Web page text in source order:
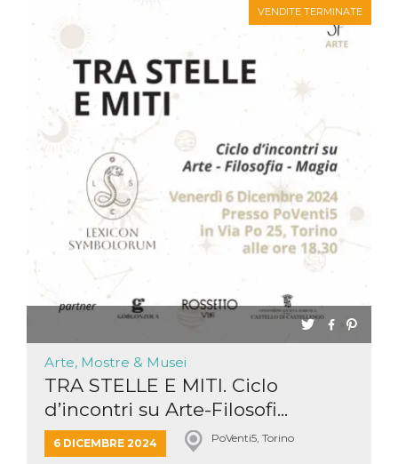
VENDITE TERMINATE
Arte, Mostre & Musei
TRA STELLE E MITI. Ciclo
d’incontri su Arte-Filosofi...
6 DICEMBRE 2024 PoVenti5, Torino